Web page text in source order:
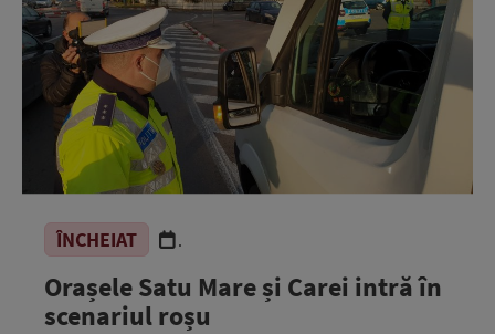
ÎNCHEIAT .
Orașele Satu Mare și Carei intră în
scenariul roșu